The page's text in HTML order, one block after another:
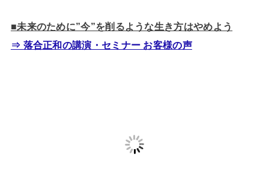
■未来のために”今”を削るような生き方はやめよう
⇒ 落合正和の講演・セミナー お客様の声